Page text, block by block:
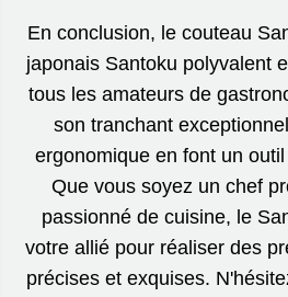
En conclusion, le couteau
japonais Santoku polyvalent
tous les amateurs de
son tranchant
ergonomique en font un
Que vous soyez un chef
passionné de cuisine, le
votre allié pour réaliser des
précises et exquises.